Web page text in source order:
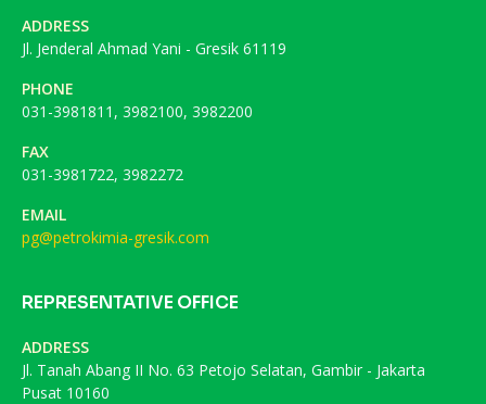
ADDRESS
Jl. Jenderal Ahmad Yani - Gresik 61119
PHONE
031-3981811, 3982100, 3982200
FAX
031-3981722, 3982272
EMAIL
pg@petrokimia-gresik.com
REPRESENTATIVE OFFICE
ADDRESS
Jl. Tanah Abang II No. 63 Petojo Selatan, Gambir - Jakarta
Pusat 10160